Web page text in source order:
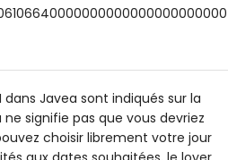
de profondeur
dans Javea sont indiqués sur la
signifie pas que vous devriez
choisir librement votre jour